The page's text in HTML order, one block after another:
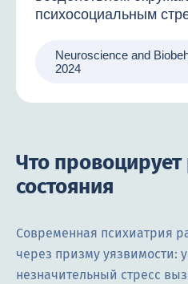
психосоциальным
Neuroscience and
2024
Что провоцирует
состояния
Современная психиатрия
через призму уязвимости:
незначительный стресс